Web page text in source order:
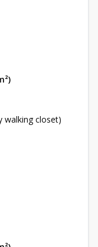
walking closet)